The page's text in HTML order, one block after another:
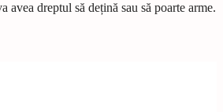
dreptul să dețină sau să poarte arme.